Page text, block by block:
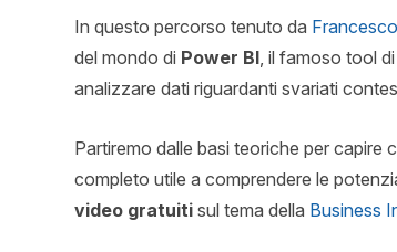
In questo percorso tenuto da
del mondo di Power BI, il famoso tool
analizzare dati riguardanti svariati
Partiremo dalle basi teoriche per capire
completo utile a comprendere le
video gratuiti sul tema della Business